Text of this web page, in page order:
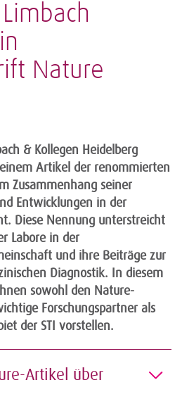
Nature
& Kollegen Heidelberg
Artikel der renommierten
Zusammenhang seiner
Entwicklungen in der
Diese Nennung unterstreicht
Labore in der
und ihre Beiträge zur
Diagnostik. In diesem
sowohl den Nature-
Forschungspartner als
der STI vorstellen.
Artikel über